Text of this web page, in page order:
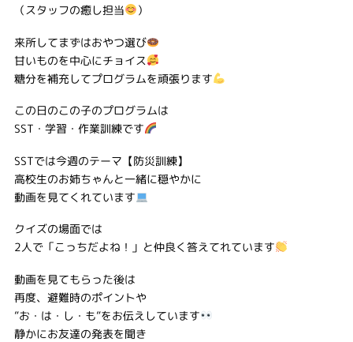
（スタッフの癒し担当 ）
来所してまずはおやつ選び
甘いものを中心にチョイス
糖分を補充してプログラムを頑張ります
この日のこの子のプログラムは
SST・学習・作業訓練です
SSTでは今週のテーマ【防災訓練】
高校生のお姉ちゃんと一緒に穏やかに
動画を見てくれています
クイズの場面では
2人で「こっちだよね！」と仲良く答えてれています
動画を見てもらった後は
再度、避難時のポイントや
”お・は・し・も”をお伝えしています
静かにお友達の発表を聞き